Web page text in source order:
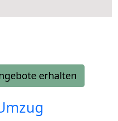
erhalten